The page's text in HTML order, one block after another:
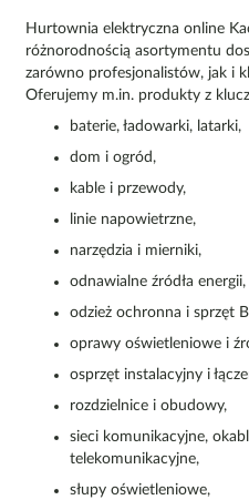
Hurtownia elektryczna online
różnorodnością asortymentu
zarówno profesjonalistów, jak i
Oferujemy m.in. produkty z
baterie, ładowarki, latarki,
dom i ogród,
kable i przewody,
linie napowietrzne,
narzędzia i mierniki,
odnawialne źródła energii,
odzież ochronna i sprzęt
oprawy oświetleniowe i
osprzęt instalacyjny i
rozdzielnice i obudowy,
sieci komunikacyjne,
telekomunikacyjne,
słupy oświetleniowe,